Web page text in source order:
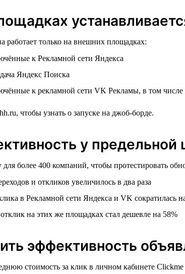
работает только на внешних площадках:
к Рекламной сети Яндекса
Яндекс Поиска
к рекламной сети VK Рекламы, в том
чтобы узнать о запуске на джоб-борде.
у предельной
более 400 компаний, чтобы протестировать
и откликов увеличилось в два раза
в Рекламной сети Яндекса и VK сократилась
на этих же площадках стал дешевле на 58%
эффективность
стоимость за клик в личном кабинете